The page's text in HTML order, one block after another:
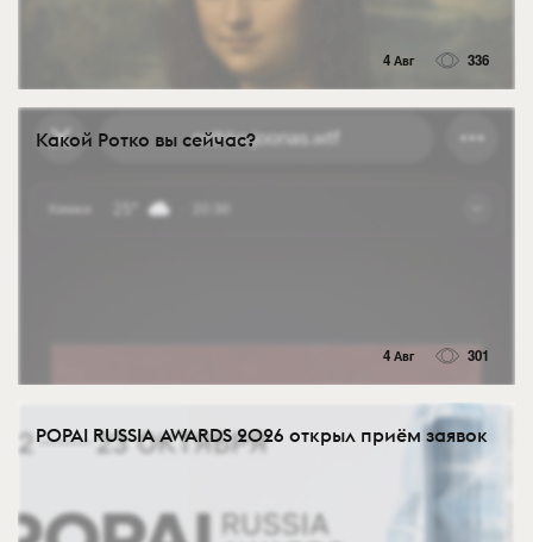
4 Авг 336
Какой Ротко вы сейчас?
4 Авг 301
POPAI RUSSIA AWARDS 2026 открыл приём заявок